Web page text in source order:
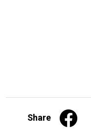
Share